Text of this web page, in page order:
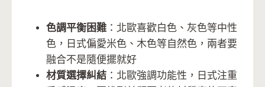
色調平衡困難 ：北歐喜歡白色、灰色等中性
色，日式偏愛米色、木色等自然色，兩者要
融合不是隨便擺就好
材質選擇糾結 ：北歐強調功能性，日式注重